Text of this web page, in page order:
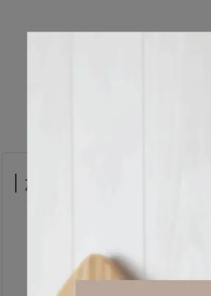
加價購-復古收納罐
售價